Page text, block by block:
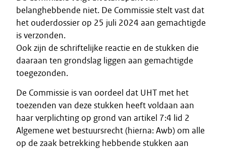
belanghebbende niet. De Commissie stelt vast dat
het ouderdossier op 25 juli 2024 aan gemachtigde
is verzonden.
Ook zijn de schriftelijke reactie en de stukken die
daaraan ten grondslag liggen aan gemachtigde
toegezonden.
De Commissie is van oordeel dat UHT met het
toezenden van deze stukken heeft voldaan aan
haar verplichting op grond van artikel 7:4 lid 2
Algemene wet bestuursrecht (hierna: Awb) om alle
op de zaak betrekking hebbende stukken aan